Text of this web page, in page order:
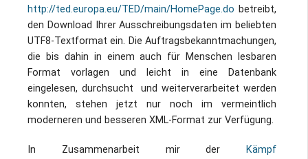
Impressum / Datenschutz
http://ted.europa.eu/TED/main/HomePage.do betreibt,
den Download Ihrer Ausschreibungsdaten im beliebten
UTF8-Textformat ein. Die Auftragsbekanntmachungen,
die bis dahin in einem auch für Menschen lesbaren
Format vorlagen und leicht in eine Datenbank
eingelesen, durchsucht und weiterverarbeitet werden
konnten, stehen jetzt nur noch im vermeintlich
moderneren und besseren XML-Format zur Verfügung.
In Zusammenarbeit mir der
Kämpf